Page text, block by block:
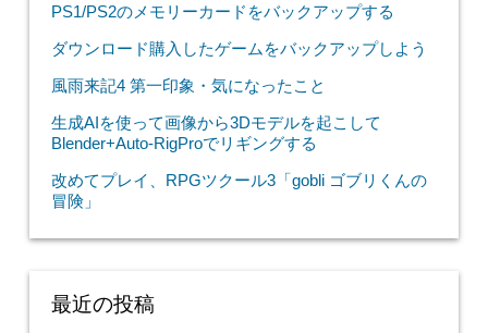
PS1/PS2のメモリーカードをバックアップする
ダウンロード購入したゲームをバックアップしよう
風雨来記4 第一印象・気になったこと
生成AIを使って画像から3Dモデルを起こして
Blender+Auto-RigProでリギングする
改めてプレイ、RPGツクール3「gobli ゴブリくんの
冒険」
最近の投稿